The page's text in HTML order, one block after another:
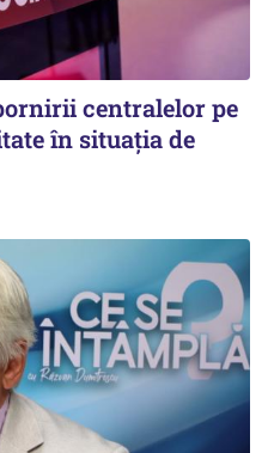
centralelor pe
în situația de